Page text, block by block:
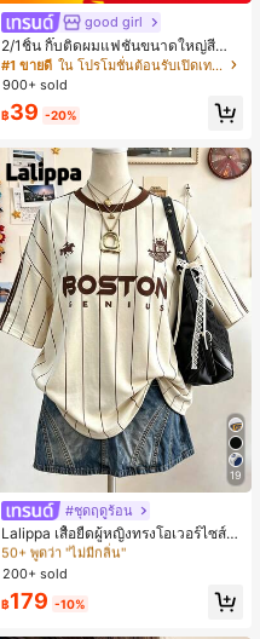
good girl
2/1ชิ้น กิ๊บติดผมแฟชั่นขนาดใหญ่สีน้ำ
ตาลชานมสำหรับผู้หญิง เหมาะสำหรับก
ารอาบน้ำ ล้างหน้า และจัดแต่งทรงผม
#1 ขายดี
ใน โปรโมชั่นต้อนรับเปิดเทอม เครื่องประดับผมผู้หญิง
900+ sold
฿39 -20%
19
#ชุดฤดูร้อน
Lalippa เสื้อยืดผู้หญิงทรงโอเวอร์ไซส์ค
วามยาวกลาง คอกลม ไหล่ตก ลายพิมพ์
ตัวอักษรและลายทางแนวตั้ง สไตล์แฟชั่
นมินิมอล ของขวัญให้เพื่อน
#1 ขายดี
50+ พูดว่า "ไม่มีกลิ่น"
#1 ขายดี
50+ พูดว่า "ไม่มีกลิ่น"
#1 ขายดี
50+ พูดว่า "ไม่มีกลิ่น"
#1 ขายดี
200+ sold
฿179 -10%